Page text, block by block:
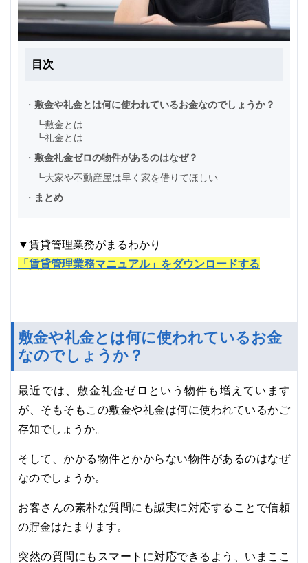
目次
・ 敷金や礼金とは何に使われているお金なのでしょうか？
┗敷金とは
┗礼金とは
・ 敷金礼金ゼロの物件があるのはなぜ？
┗大家や不動産屋は早く家を借りてほしい
・ まとめ
▼賃貸管理業務がまるわかり
「賃貸管理業務マニュアル」をダウンロードする
敷金や礼金とは何に使われているお金
なのでしょうか？
最近では、敷金礼金ゼロという物件も増えています
が、そもそもこの敷金や礼金は何に使われているかご
存知でしょうか。
そして、かかる物件とかからない物件があるのはなぜ
なのでしょうか。
お客さんの素朴な質問にも誠実に対応することで信頼
の貯金はたまります。
突然の質問にもスマートに対応できるよう、いまここ